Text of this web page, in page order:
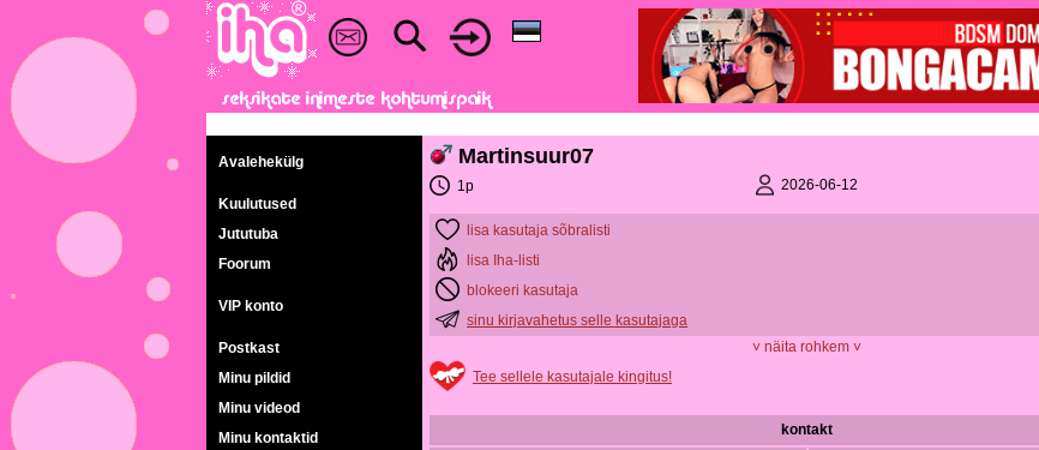
Avalehekülg
Kuulutused
Jututuba
Foorum
VIP konto
Postkast
Minu pildid
Minu videod
Minu kontaktid
Martinsuur07
1p 2026-06-12
lisa kasutaja sõbralisti
lisa Iha-listi
blokeeri kasutaja
sinu kirjavahetus selle kasutajaga
˅ näita rohkem ˅
Tee sellele kasutajale kingitus!
kontakt